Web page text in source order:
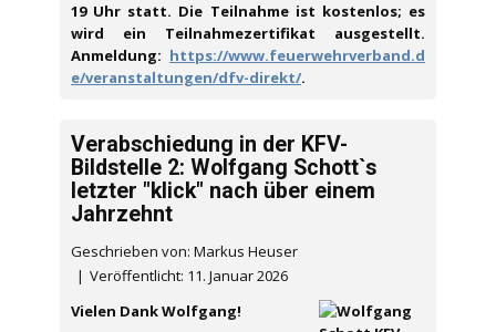
19 Uhr statt. Die Teilnahme ist kostenlos; es
wird ein Teilnahmezertifikat ausgestellt.
Anmeldung: https://www.feuerwehrverband.d
e/veranstaltungen/dfv-direkt/.
Verabschiedung in der KFV-
Bildstelle 2: Wolfgang Schott`s
letzter "klick" nach über einem
Jahrzehnt
Geschrieben von: Markus Heuser
Veröffentlicht: 11. Januar 2026
Vielen Dank Wolfgang!